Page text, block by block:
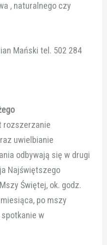
, naturalnego czy
Mański tel. 502 284
rozszerzanie
uwielbianie
odbywają się w drugi
Najświętszego
Świętej, ok. godz.
po mszy
spotkanie w